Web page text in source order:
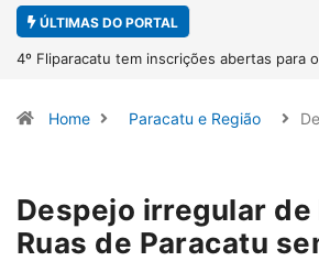
ÚLTIMAS DO PORTAL
Redação e Paracatu caminha pelos 20
Home Paracatu e Região
Despejo irregular
Ruas de Paracatu